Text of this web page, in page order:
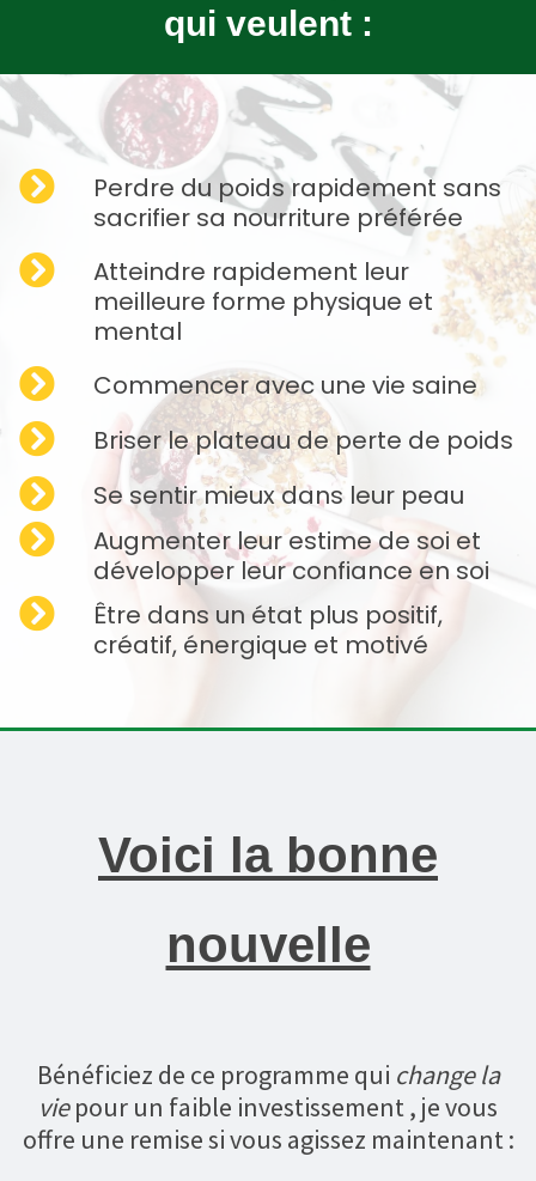
qui veulent :
Perdre du poids rapidement sans
sacrifier sa nourriture préférée
Atteindre rapidement leur
meilleure forme physique et
mental
Commencer avec une vie saine
Briser le plateau de perte de poids
Se sentir mieux dans leur peau
Augmenter leur estime de soi et
développer leur confiance en soi
Être dans un état plus positif,
créatif, énergique et motivé
Voici la bonne
nouvelle
Bénéficiez de ce programme qui change la
viepour un faible investissement , je vous
offre une remise si vous agissez maintenant :